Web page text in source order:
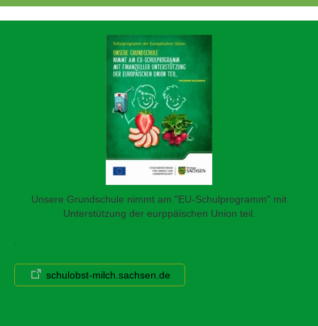
Unsere Grundschule nimmt am "EU-Schulprogramm" mit
Unterstützung der eurppäischen Union teil.
schulobst-milch.sachsen.de